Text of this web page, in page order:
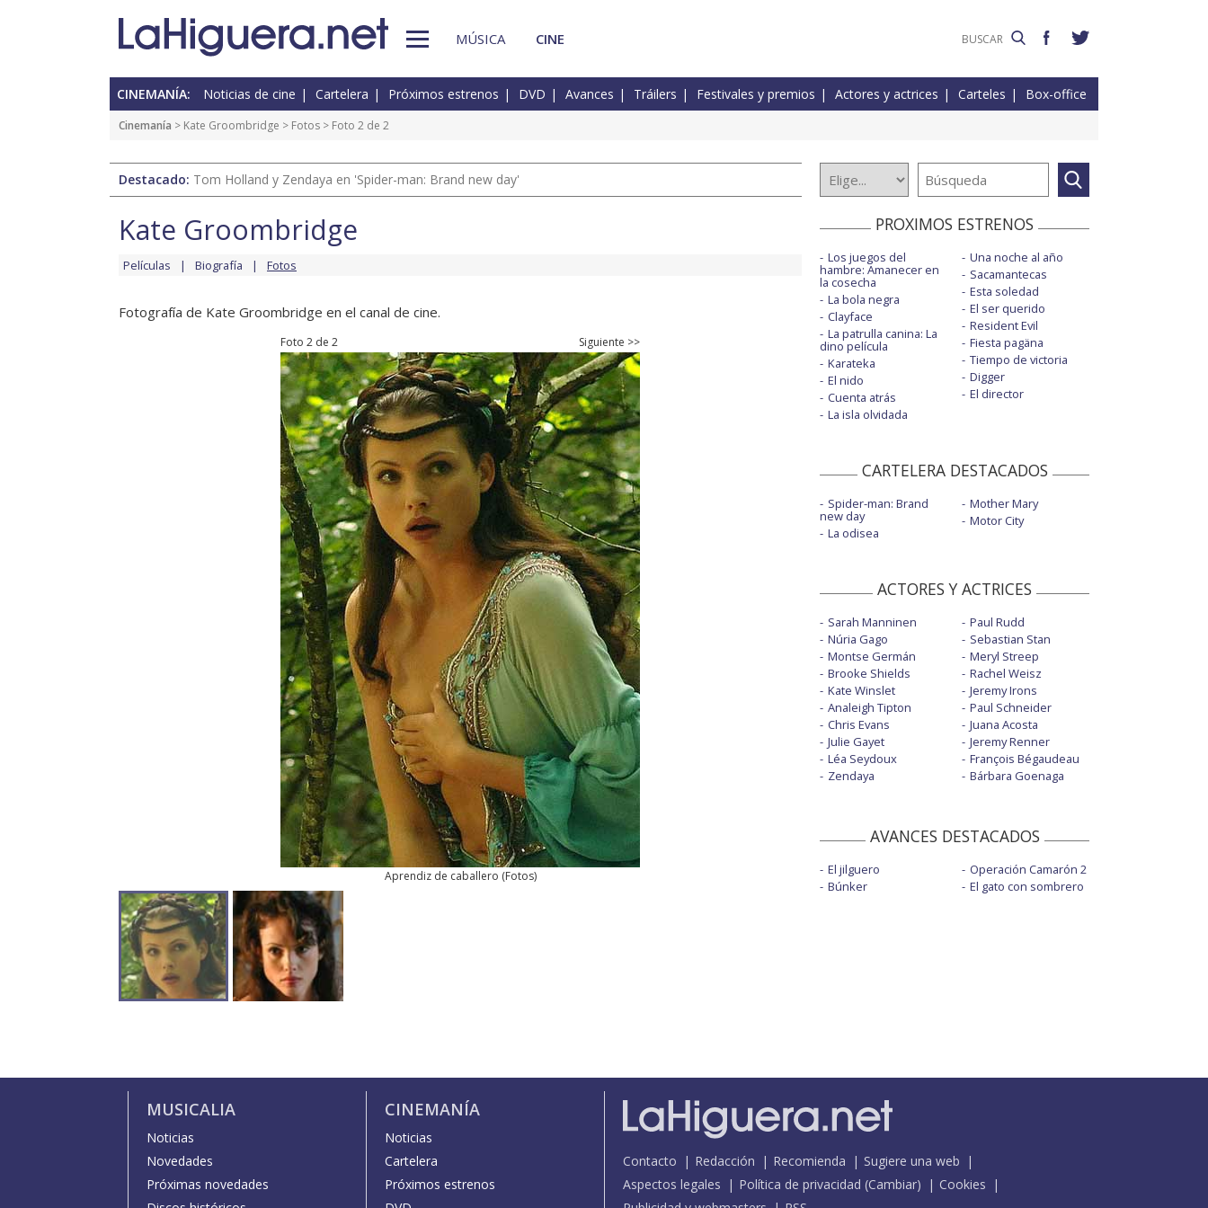
MÚSICA CINE
CINEMANÍA: Noticias de cine Cartelera Próximos estrenos DVD Avances Tráilers Festivales y premios Actores y actrices Carteles Box-office
Cinemanía > Kate Groombridge > Fotos > Foto 2 de 2
Destacado: Tom Holland y Zendaya en 'Spider-man: Brand new day'
Kate Groombridge
Películas Biografía Fotos
Fotografía de Kate Groombridge en el canal de cine.
Foto 2 de 2 Siguiente >>
Aprendiz de caballero (Fotos)
PROXIMOS ESTRENOS
Los juegos del
hambre: Amanecer en
la cosecha
La bola negra
Clayface
La patrulla canina: La
dino película
Karateka
El nido
Cuenta atrás
La isla olvidada
Una noche al año
Sacamantecas
Esta soledad
El ser querido
Resident Evil
Fiesta pagäna
Tiempo de victoria
Digger
El director
CARTELERA DESTACADOS
Spider-man: Brand
new day
La odisea
Mother Mary
Motor City
ACTORES Y ACTRICES
Sarah Manninen
Núria Gago
Montse Germán
Brooke Shields
Kate Winslet
Analeigh Tipton
Chris Evans
Julie Gayet
Léa Seydoux
Zendaya
Paul Rudd
Sebastian Stan
Meryl Streep
Rachel Weisz
Jeremy Irons
Paul Schneider
Juana Acosta
Jeremy Renner
François Bégaudeau
Bárbara Goenaga
AVANCES DESTACADOS
El jilguero
Búnker
Operación Camarón 2
El gato con sombrero
MUSICALIA
Noticias
Novedades
Próximas novedades
CINEMANÍA
Noticias
Cartelera
Próximos estrenos
Contacto Redacción Recomienda
Sugiere una web
Aspectos legales
Política de privacidad (Cambiar)
Cookies